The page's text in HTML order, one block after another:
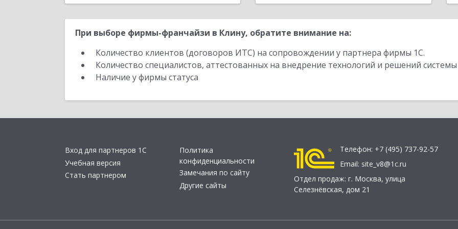
При выборе фирмы-франчайзи в Клину, обратите внимание на:
Количество клиентов (договоров ИТС) на сопровождении у партнера фирмы 1С.
Количество специалистов, аттестованных на внедрение технологий и решений
Наличие у фирмы статуса
Вход для партнеров 1С
Учебная версия
Стать партнером
Политика
конфиденциальности
Замечания по сайту
Другие сайты
Телефон: +7 (495) 737-92-57
Email: site_v8@1c.ru
Отдел продаж: г. Москва, улица
Селезнёвская, дом 21